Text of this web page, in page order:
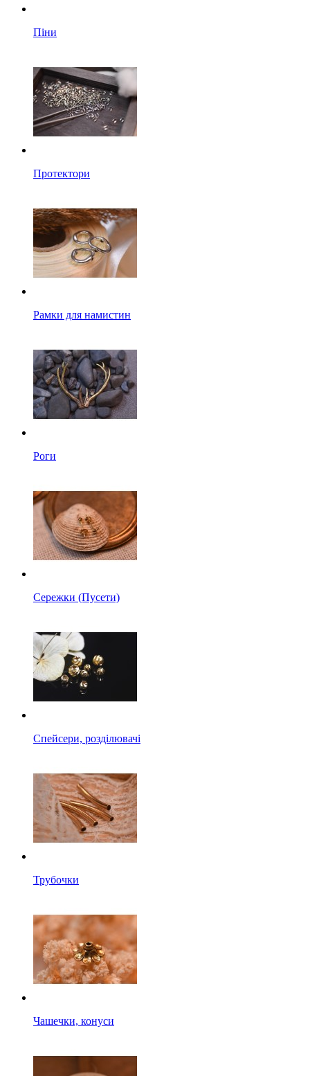
Піни
Протектори
Рамки для намистин
Роги
Сережки (Пусети)
Спейсери, розділювачі
Трубочки
Чашечки, конуси